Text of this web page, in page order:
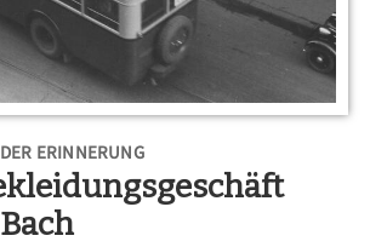
unterERINNERUNG